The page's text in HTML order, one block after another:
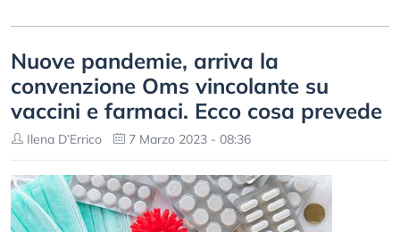
Nuove pandemie, arriva la
convenzione Oms vincolante su
vaccini e farmaci. Ecco cosa prevede
Ilena D’Errico 7 Marzo 2023 - 08:36